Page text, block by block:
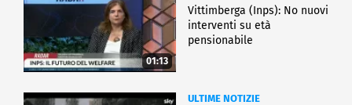
01:13
Vittimberga (Inps): No nuovi
interventi su età
pensionabile
ULTIME NOTIZIE